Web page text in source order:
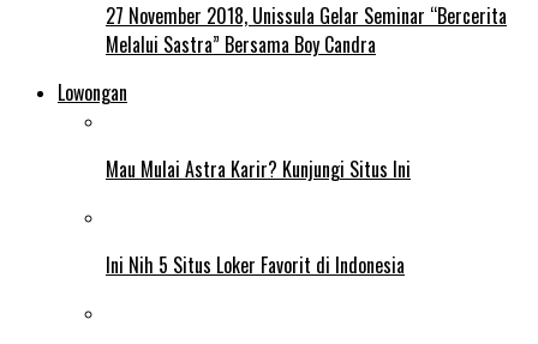
27 November 2018, Unissula Gelar Seminar “Bercerita
Melalui Sastra” Bersama Boy Candra
Lowongan
Mau Mulai Astra Karir? Kunjungi Situs Ini
Ini Nih 5 Situs Loker Favorit di Indonesia